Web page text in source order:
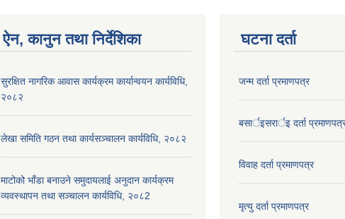
ऐन, कानुन तथा निर्देशिका
सुरक्षित नागरिक आवास कार्यक्रम कार्यान्वयन कार्यविधि,
२०८२
लेखा समिति गठन तथा कार्यसञ्चालन कार्यविधि, २०८२
माटोको भाँडा बनाउने समुदायलाई अनुदान कार्यक्रम
व्यवस्थापन तथा सञ्चालन कार्यविधि, २०८2
घटना दर्ता
जन्म दर्ता प्रमाणपत्र
बसार्इसरार्इ दर्ता
विवाह दर्ता प्रमाणपत्र
मृत्यु दर्ता प्रमाणपत्र